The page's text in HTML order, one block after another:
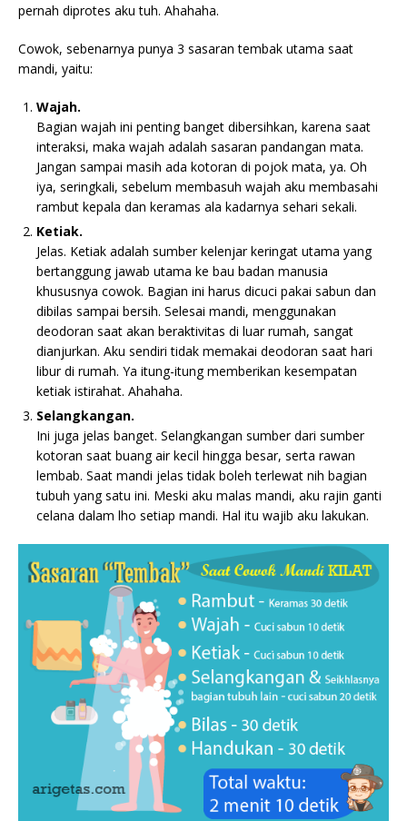
pernah diprotes aku tuh. Ahahaha.
Cowok, sebenarnya punya 3 sasaran tembak utama saat
mandi, yaitu:
Wajah.
Bagian wajah ini penting banget dibersihkan, karena saat
interaksi, maka wajah adalah sasaran pandangan mata.
Jangan sampai masih ada kotoran di pojok mata, ya. Oh
iya, seringkali, sebelum membasuh wajah aku membasahi
rambut kepala dan keramas ala kadarnya sehari sekali.
Ketiak.
Jelas. Ketiak adalah sumber kelenjar keringat utama yang
bertanggung jawab utama ke bau badan manusia
khususnya cowok. Bagian ini harus dicuci pakai sabun dan
dibilas sampai bersih. Selesai mandi, menggunakan
deodoran saat akan beraktivitas di luar rumah, sangat
dianjurkan. Aku sendiri tidak memakai deodoran saat hari
libur di rumah. Ya itung-itung memberikan kesempatan
ketiak istirahat. Ahahaha.
Selangkangan.
Ini juga jelas banget. Selangkangan sumber dari sumber
kotoran saat buang air kecil hingga besar, serta rawan
lembab. Saat mandi jelas tidak boleh terlewat nih bagian
tubuh yang satu ini. Meski aku malas mandi, aku rajin ganti
celana dalam lho setiap mandi. Hal itu wajib aku lakukan.